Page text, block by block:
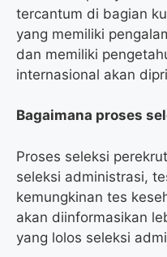
tercantum di bagian
yang memiliki
dan memiliki
internasional akan
Bagaimana proses
Proses seleksi
seleksi administrasi,
kemungkinan tes
akan diinformasikan
yang lolos seleksi